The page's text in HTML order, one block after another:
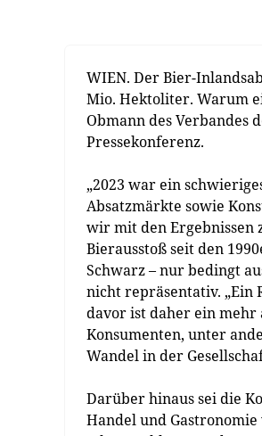
WIEN. Der Bier-
Mio. Hektoliter. Warum
Obmann des Verbandes
Pressekonferenz.
„2023 war ein
Absatzmärkte sowie
wir mit den Ergebnissen
Bierausstoß seit den
Schwarz – nur bedingt
nicht repräsentativ. „Ein
davor ist daher ein mehr
Konsumenten, unter
Wandel in der
Darüber hinaus sei die
Handel und